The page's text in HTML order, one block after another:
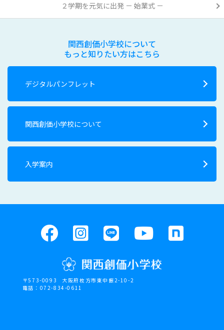
２学期を元気に出発 － 始業式 －
関西創価小学校について
もっと知りたい方はこちら
デジタルパンフレット
関西創価小学校について
入学案内
〒573-0093
大阪府枚方市東中振2-10-2
電話：072-834-0611